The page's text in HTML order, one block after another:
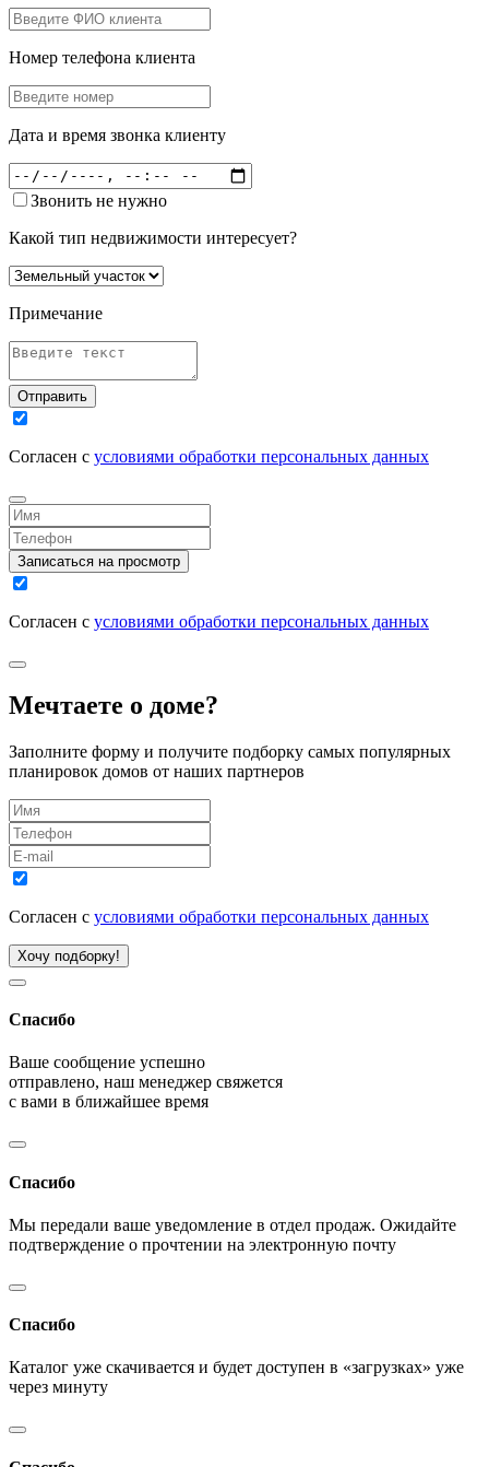
Номер телефона клиента
Дата и время звонка клиенту
Звонить не нужно
Какой тип недвижимости интересует?
Примечание
Отправить
Согласен с условиями обработки персональных данных
Записаться на просмотр
Согласен с условиями обработки персональных данных
Мечтаете о доме?
Заполните форму и получите подборку самых популярных
планировок домов от наших партнеров
Согласен с условиями обработки персональных данных
Хочу подборку!
Спасибо
Ваше сообщение успешно
отправлено, наш менеджер свяжется
с вами в ближайшее время
Спасибо
Мы передали ваше уведомление в отдел продаж. Ожидайте
подтверждение о прочтении на электронную почту
Спасибо
Каталог уже скачивается и будет доступен в «загрузках» уже
через минуту